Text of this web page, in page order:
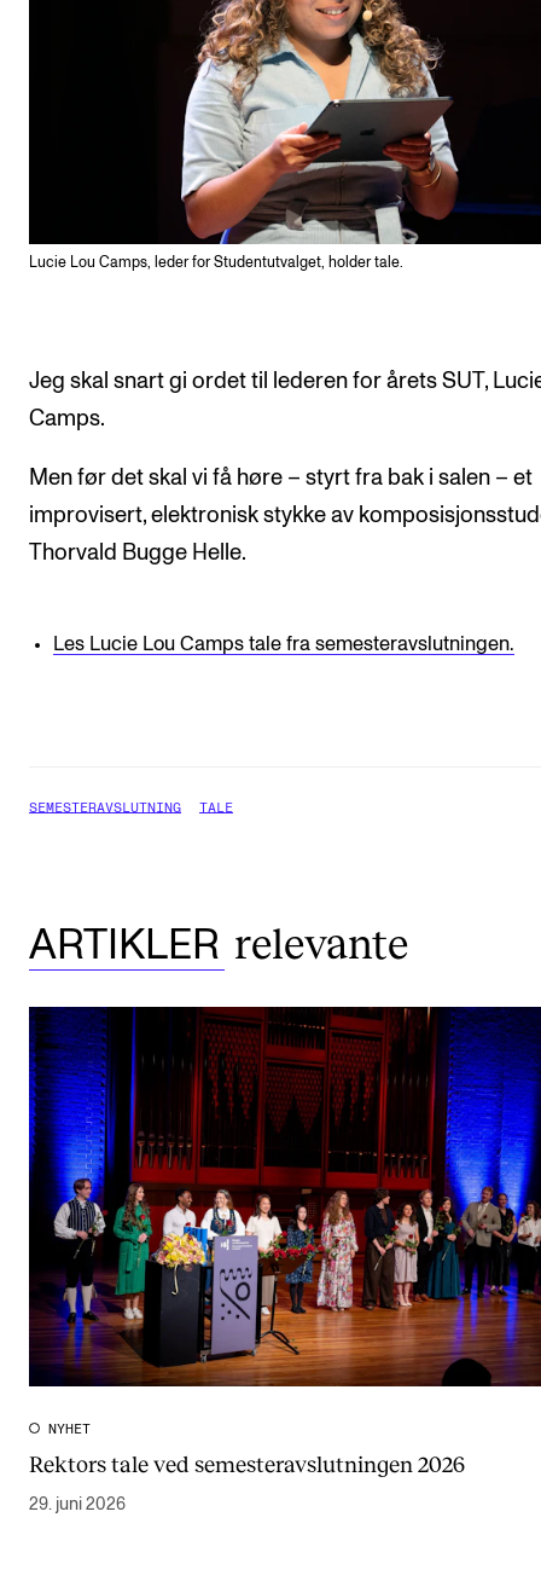
Lucie Lou Camps, leder for Studentutvalget, holder tale.
Jeg skal snart gi ordet til lederen for årets SUT,
Camps.
Men før det skal vi få høre – styrt fra bak i salen – et
improvisert, elektronisk stykke av
Thorvald Bugge Helle.
Les Lucie Lou Camps tale fra semesteravslutningen.
SEMESTERAVSLUTNING TALE
ARTIKLER relevante
NYHET
Rektors tale ved semesteravslutningen 2026
29. juni 2026